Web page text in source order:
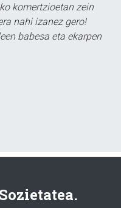
komertzioetan zein
nahi izanez gero!
babesa eta ekarpen